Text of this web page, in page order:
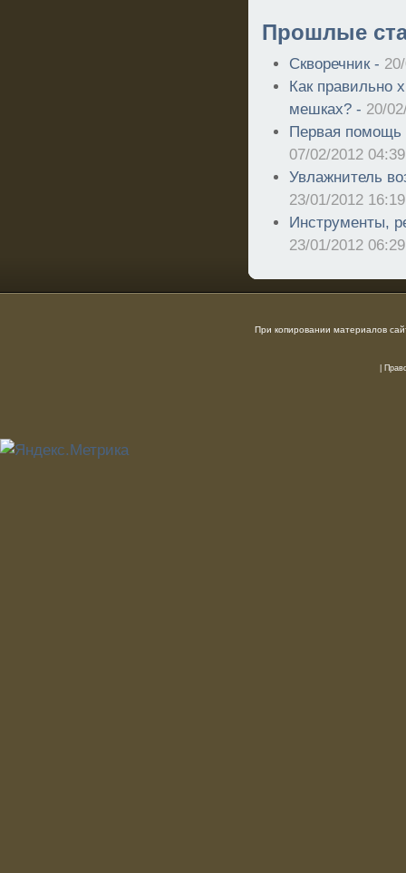
Прошлые
Скворечник -
Как правильно
мешках? - 20/
Первая помощь
07/02/2012 04:39
Увлажнитель
23/01/2012 16:19
Инструменты,
23/01/2012 06:29
При копировании материалов